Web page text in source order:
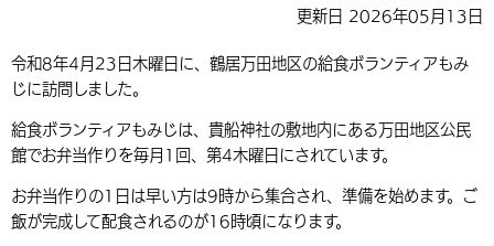
言語を選択
英語（English）
中国語（繁体字） 韓国語（한국어）
届出・登録・証明 保険・年金
税金 住宅・インフラ
環境・衛生 生涯学習・スポーツ・人権
事業者の方へ
農林水産業 税金
都市整備
施設情報 子どもを預ける
手当・助成 健康・医療
観光・移住
観光なび スポットを探す
市政情報
更新日 2026年05月13日
令和8年4月23日木曜日に、鶴居万田地区の給食ボランティアもみ
じに訪問しました。
給食ボランティアもみじは、貴船神社の敷地内にある万田地区公民
館でお弁当作りを毎月1回、第4木曜日にされています。
お弁当作りの1日は早い方は9時から集合され、準備を始めます。ご
飯が完成して配食されるのが16時頃になります。